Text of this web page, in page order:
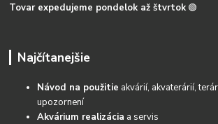
Tovar expedujeme pondelok až štvrtok 🟢
Najčítanejšie
Návod na použitie akvárií, akvaterárií,
upozornení
Akvárium realizácia a servis